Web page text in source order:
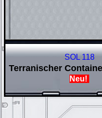
SOL 118
Terranischer
Neu!